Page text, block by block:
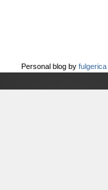
Personal blog by fulgerica